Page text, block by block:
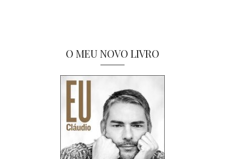
O MEU NOVO LIVRO